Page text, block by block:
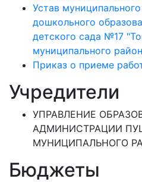
Устав
дошкольного
детского сада №17
муниципального
Приказ о приеме
Учредители
УПРАВЛЕНИЕ
АДМИНИСТРАЦИИ
МУНИЦИПАЛЬНОГО
Бюджеты